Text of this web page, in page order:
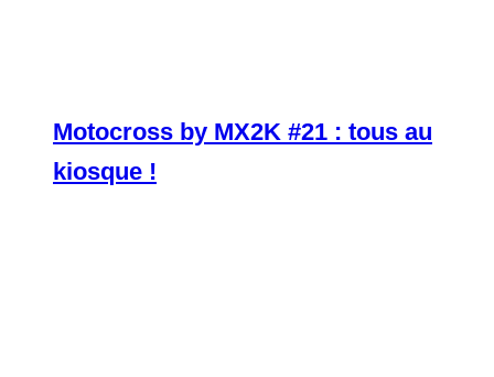
Motocross by MX2K #21 : tous au
kiosque !